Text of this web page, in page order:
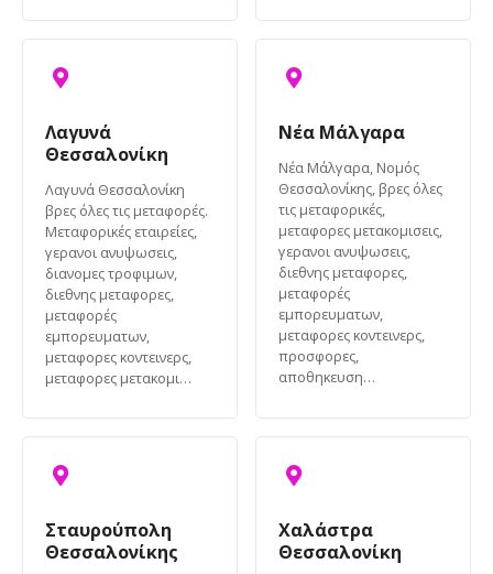
Λαγυνά
Θεσσαλονίκη
Λαγυνά Θεσσαλονίκη
βρες όλες τις μεταφορές.
Μεταφορικές εταιρείες,
γερανοι ανυψωσεις,
διανομες τροφιμων,
διεθνης μεταφορες,
μεταφορές
εμπορευματων,
μεταφορες κοντεινερς,
μεταφορες μετακομι…
Νέα Μάλγαρα
Νέα Μάλγαρα, Νομός
Θεσσαλονίκης, βρες όλες
τις μεταφορικές,
μεταφορες μετακομισεις,
γερανοι ανυψωσεις,
διεθνης μεταφορες,
μεταφορές
εμπορευματων,
μεταφορες κοντεινερς,
προσφορες,
αποθηκευση…
Σταυρούπολη
Θεσσαλονίκης
Χαλάστρα
Θεσσαλονίκη